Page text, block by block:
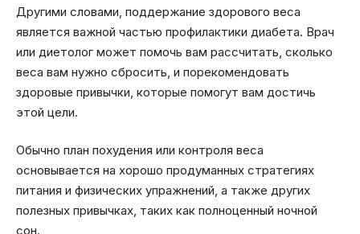
Другими словами, поддержание здорового веса
является важной частью профилактики диабета. Врач
или диетолог может помочь вам рассчитать, сколько
веса вам нужно сбросить, и порекомендовать
здоровые привычки, которые помогут вам достичь
этой цели.
Обычно план похудения или контроля веса
основывается на хорошо продуманных стратегиях
питания и физических упражнений, а также других
полезных привычках, таких как полноценный ночной
сон.